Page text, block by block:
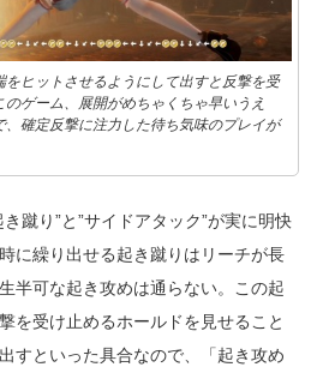
ヒットさせるようにして出すと反撃を受
ゲーム、展開がめちゃくちゃ早いうえ
確定反撃に注力した待ち気味のプレイが
蹴り”と”サイドアタック”が実に明快
に繰り出せる起き蹴りはリーチが長
半可な起き攻めは通らない。この起
を受け止めるホールドを見せること
すといった具合なので、「起き攻め